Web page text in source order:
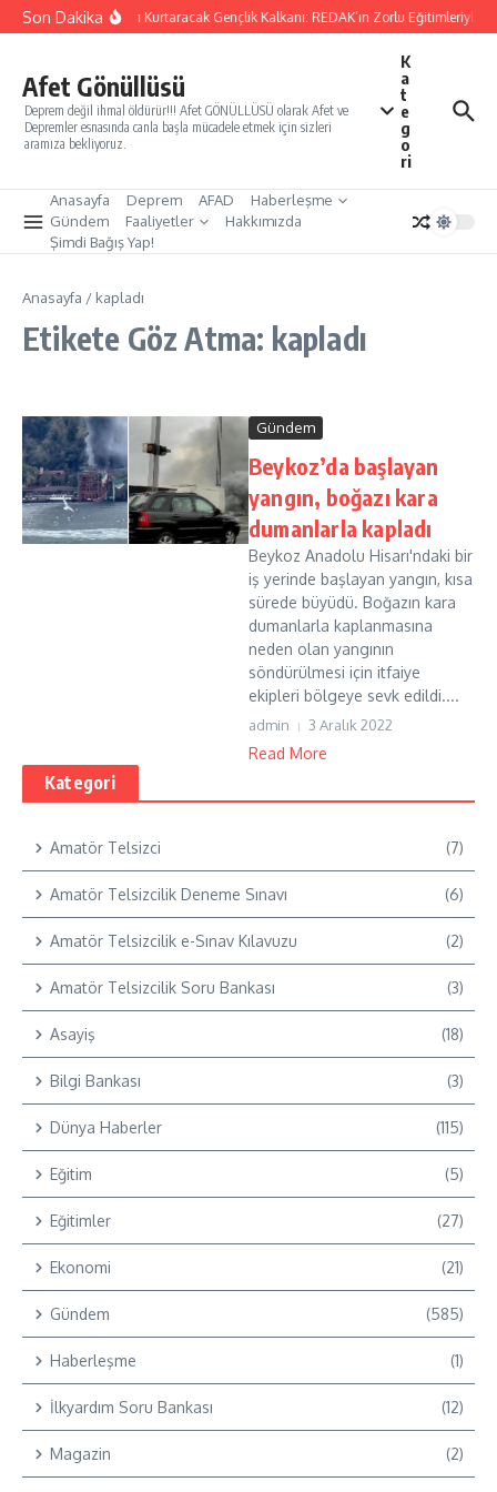
İçeriğe atla
Son DakikaYarınları Kurtaracak Gençlik Kalkanı: REDAK’ın Zorlu Eğitimleriyle
Afet Gönüllüsü
Deprem değil ihmal öldürür!!! Afet GÖNÜLLÜSÜ olarak Afet ve
Depremler esnasında canla başla mücadele etmek için sizleri
aramıza bekliyoruz.
K
a
t
e
g
o
ri
Anasayfa Deprem AFAD
Haberleşme
Gündem
Faaliyetler
Hakkımızda
Şimdi Bağış Yap!
Anasayfa / kapladı
Etikete Göz Atma: kapladı
Gündem
Beykoz’da başlayan
yangın, boğazı kara
dumanlarla kapladı
Beykoz Anadolu Hisarı'ndaki bir
iş yerinde başlayan yangın, kısa
sürede büyüdü. Boğazın kara
dumanlarla kaplanmasına
neden olan yangının
söndürülmesi için itfaiye
ekipleri bölgeye sevk edildi....
admin 3 Aralık 2022
Read More
Kategori
Amatör Telsizci (7)
Amatör Telsizcilik Deneme Sınavı (6)
Amatör Telsizcilik e-Sınav Kılavuzu (2)
Amatör Telsizcilik Soru Bankası (3)
Asayiş (18)
Bilgi Bankası (3)
Dünya Haberler (115)
Eğitim (5)
Eğitimler (27)
Ekonomi (21)
Gündem (585)
Haberleşme (1)
İlkyardım Soru Bankası (12)
Magazin (2)